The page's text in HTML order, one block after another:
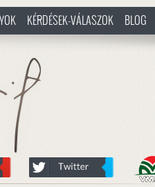
KÉRDÉSEK-VÁLASZOK BLOG